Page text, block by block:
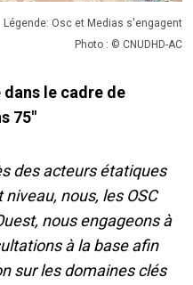
Légende: Osc et Medias s'engagent
Photo : © CNUDHD-AC
le cadre de
75"
des acteurs étatiques
nous, les OSC
nous engageons à
à la base afin
sur les domaines clés